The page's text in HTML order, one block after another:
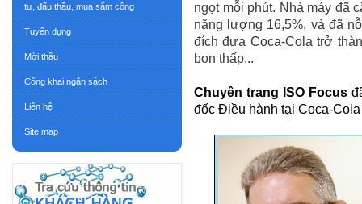
tư, đấu thầu, mua sắm công
Tuyển dụng
Mời thầu
Công khai ngân sách
Liên hệ
Site map
ngọt mỗi phút. Nhà máy đã
năng lượng 16,5%, và đã
đích đưa Coca-Cola trở
bon thấp...
Chuyên trang ISO Focus
đốc Điều hành tại Coca-